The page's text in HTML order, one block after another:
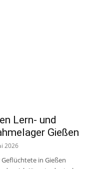
Lern- und
Gießen
2026
in Gießen